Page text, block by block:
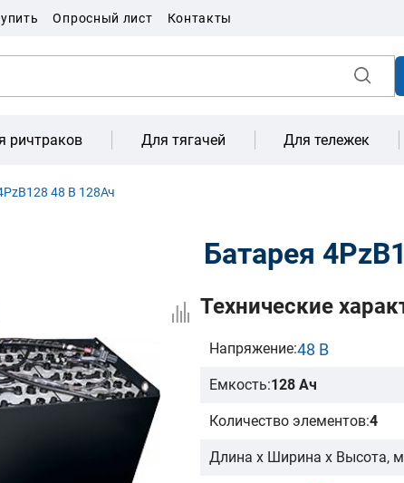
Опросный лист Контакты
ричтраков Для тягачей Для тележек
48 В 128Ач
Батарея
Технические
Напряжение:48 В
Емкость:128 Ач
Количество элементов:4
Длина х Ширина х Высота,